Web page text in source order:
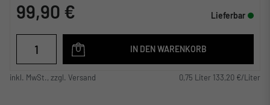
99,90 € Lieferbar
IN DEN WARENKORB
inkl. MwSt., zzgl. Versand 0,75 Liter 133,20 €/Liter